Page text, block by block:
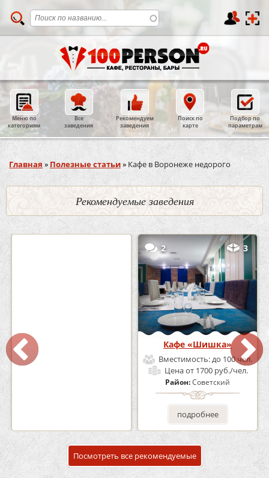
Меню по
категориям
Все
заведения
Рекомендуем
заведения
Поиск по
карте
Подбор по
параметрам
Вы здесь
Главная » Полезные статьи» Кафе в Воронеже недорого
Рекомендуемые заведения
Кафе-Бар Бермуды
Вместимость:
2 3
Кафе «Шишка»
Вместимость:до 100 чел.
Ценаот 1700 руб./чел.
Район:Советский
подробнее
Посмотреть все рекомендуемые